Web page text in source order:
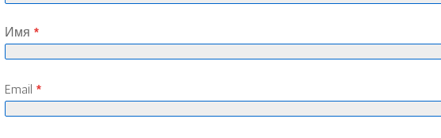
Имя*
Email*